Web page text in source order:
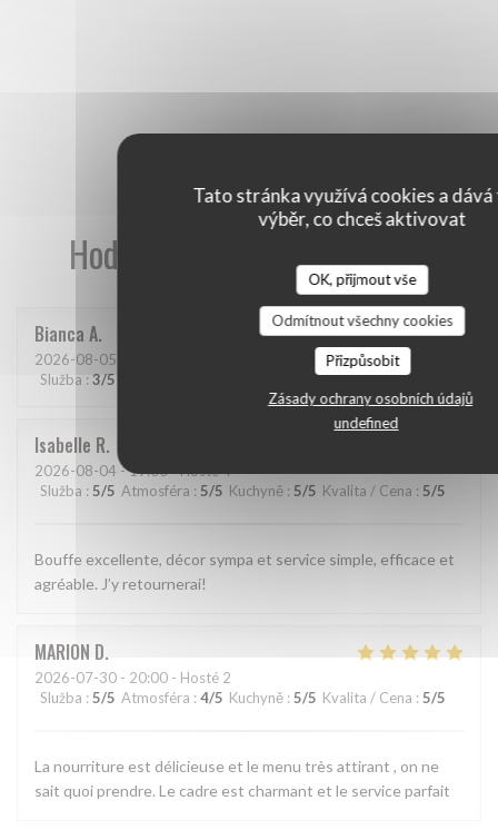
Tato stránka využívá cookies a dává
výběr, co chceš aktivovat
OK, přijmout vše
Odmítnout všechny cookies
Přizpůsobit
Zásady ochrany osobních údajů
undefined
Hodnocení našich zákazníků
Bianca A
2026-08-05
Služba : 3/5 /5 Kvalita / Cena
Isabelle R
2026-08-04- 19:00 - Hosté 4
Služba : 5/5 Atmosféra : 5/5 Kuchyně : 5/5 Kvalita / Cena : 5/5
Bouffe excellente, décor sympa et service simple, efficace et
agréable. J’y retournerai!
MARION D
2026-07-30 - 20:00 - Hosté 2
Služba : 5/5 Atmosféra : 4/5 Kuchyně : 5/5 Kvalita / Cena : 5/5
La nourriture est délicieuse et le menu très attirant , on ne
sait quoi prendre. Le cadre est charmant et le service parfait